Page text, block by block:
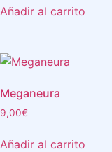
Añadir al carrito
Meganeura
9,00€
Añadir al carrito